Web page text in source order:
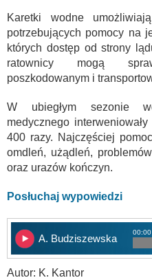
Karetki wodne
potrzebujących pomocy na
których dostęp od strony
ratownicy mogą
poszkodowanym i
W ubiegłym sezonie
medycznego
400 razy. Najczęściej
omdleń, użądleń,
oraz urazów kończyn.
Posłuchaj wypowiedzi
A. Budziszewska
Autor: K. Kantor